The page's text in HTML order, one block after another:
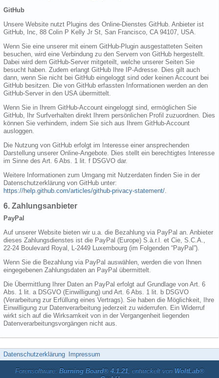
GitHub
Unsere Website nutzt Plugins des Online-Dienstes GitHub. Anbieter ist
GitHub, Inc, 88 Colin P Kelly Jr St, San Francisco, CA 94107, USA.
Wenn Sie eine unserer mit einem GitHub-Plugin ausgestatteten Seiten
besuchen, wird eine Verbindung zu den Servern von GitHub hergestellt.
Dabei wird dem GitHub-Server mitgeteilt, welche unserer Seiten Sie
besucht haben. Zudem erlangt GitHub Ihre IP-Adresse. Dies gilt auch
dann, wenn Sie nicht bei GitHub eingeloggt sind oder keinen Account bei
GitHub besitzen. Die von GitHub erfassten Informationen werden an den
GitHub-Server in den USA übermittelt.
Wenn Sie in Ihrem GitHub-Account eingeloggt sind, ermöglichen Sie
GitHub, Ihr Surfverhalten direkt Ihrem persönlichen Profil zuzuordnen. Dies
können Sie verhindern, indem Sie sich aus Ihrem GitHub-Account
ausloggen.
Die Nutzung von GitHub erfolgt im Interesse einer ansprechenden
Darstellung unserer Online-Angebote. Dies stellt ein berechtigtes Interesse
im Sinne des Art. 6 Abs. 1 lit. f DSGVO dar.
Weitere Informationen zum Umgang mit Nutzerdaten finden Sie in der
Datenschutzerklärung von GitHub unter:
https://help.github.com/articles/github-privacy-statement/
6. Zahlungsanbieter
PayPal
Auf unserer Website bieten wir u.a. die Bezahlung via PayPal an. Anbieter
dieses Zahlungsdienstes ist die PayPal (Europe) S.à.r.l. et Cie, S.C.A.,
22-24 Boulevard Royal, L-2449 Luxembourg (im Folgenden “PayPal”).
Wenn Sie die Bezahlung via PayPal auswählen, werden die von Ihnen
eingegebenen Zahlungsdaten an PayPal übermittelt.
Die Übermittlung Ihrer Daten an PayPal erfolgt auf Grundlage von Art. 6
Abs. 1 lit. a DSGVO (Einwilligung) und Art. 6 Abs. 1 lit. b DSGVO
(Verarbeitung zur Erfüllung eines Vertrags). Sie haben die Möglichkeit, Ihre
Einwilligung zur Datenverarbeitung jederzeit zu widerrufen. Ein Widerruf
wirkt sich auf die Wirksamkeit von in der Vergangenheit liegenden
Datenverarbeitungsvorgängen nicht aus.
Datenschutzerklärung Impressum
Forensoftware: Burning Board® 4.1.21, entwickelt von WoltLab®